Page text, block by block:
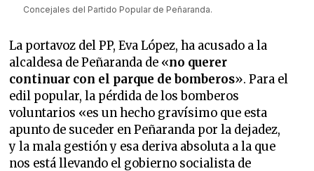
Concejales del Partido Popular de Peñaranda.
La portavoz del PP, Eva López, ha acusado a la
alcaldesa de Peñaranda de «no querer
continuar con el parque de bomberos». Para el
edil popular, la pérdida de los bomberos
voluntarios «es un hecho gravísimo que esta
apunto de suceder en Peñaranda por la dejadez,
y la mala gestión y esa deriva absoluta a la que
nos está llevando el gobierno socialista de